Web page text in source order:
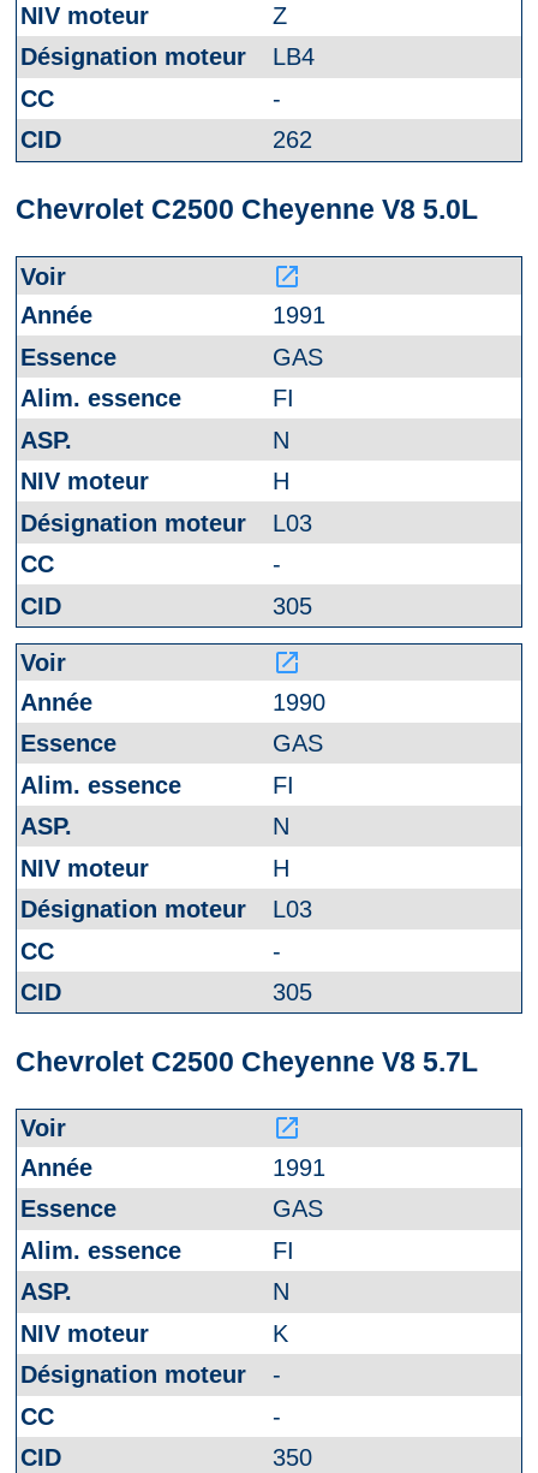
Z
LB4
-
262
Chevrolet C2500 Cheyenne V8 5.0L
launch
1991
GAS
FI
N
H
L03
-
305
launch
1990
GAS
FI
N
H
L03
-
305
Chevrolet C2500 Cheyenne V8 5.7L
launch
1991
GAS
FI
N
K
-
-
350